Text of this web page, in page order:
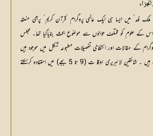
2000ء میں ’مجمع ملک فہد‘ میں ایسا ہی ایک عالمی پروگرام ’قرآن کریم‘ پربھی منعقد
علوم کو مختلف حوالوں سے موضوعِ بحث بنایاگیا تھا۔ مجلس
کے مقالات اور انتظامی تفصیلات مطبوعہ شکل میں موجود ہیں
بلکہ ایک کمپیوٹر سی ڈی کی شکل میں بھی دستیاب ہیں ۔ شائقین لائبریری اوقا ت (9 تا 5 بجے) میں استفادہ کرسکتے